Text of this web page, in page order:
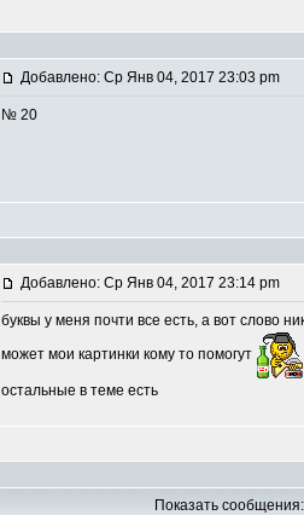
Добавлено: Ср Янв 04, 2017 23:03 pm
№ 20
Добавлено: Ср Янв 04, 2017 23:14 pm
буквы у меня почти все есть, а вот слово
может мои картинки кому то помогут
остальные в теме есть
Показать